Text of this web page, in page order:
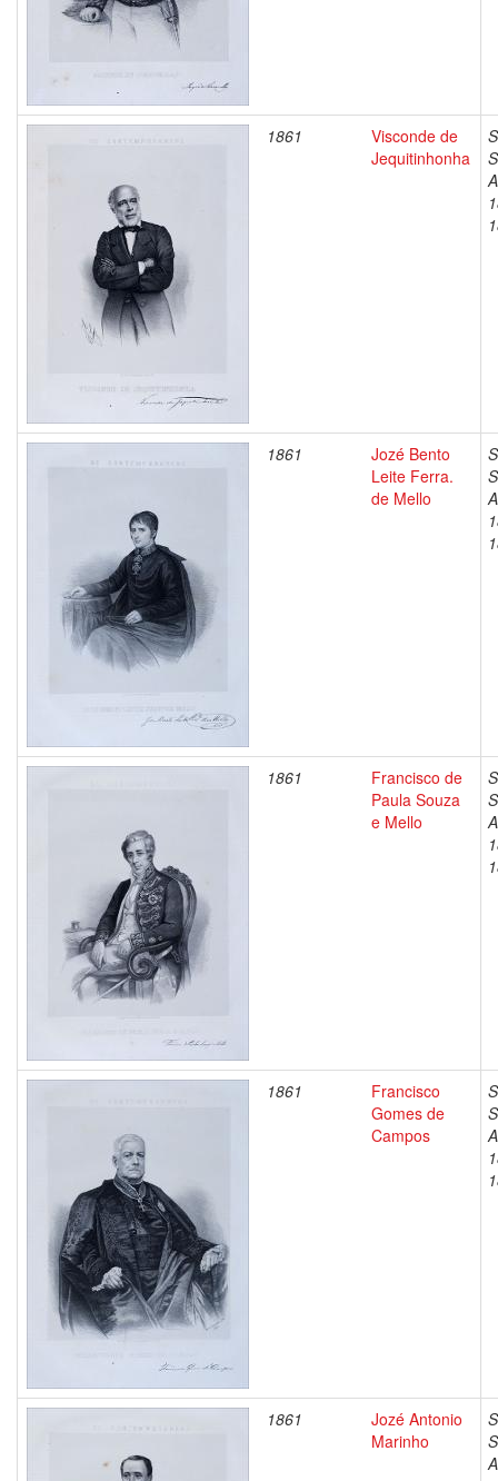
1861
Visconde de
Jequitinhonha
1861
Jozé Bento
Leite Ferra.
de Mello
1861
Francisco de
Paula Souza
e Mello
1861
Francisco
Gomes de
Campos
1861
Jozé Antonio
Marinho